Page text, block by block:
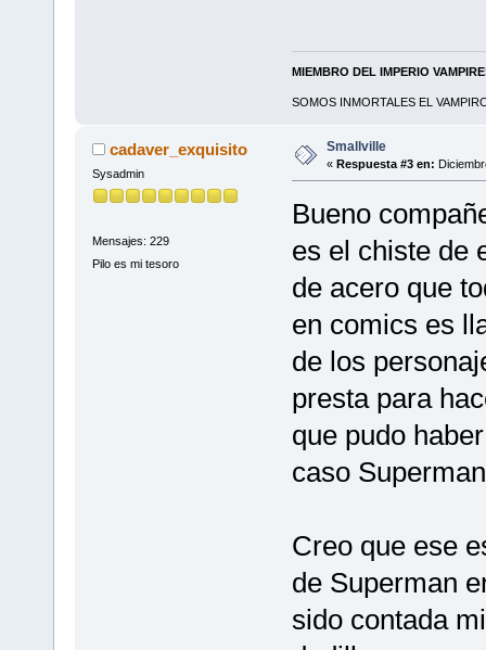
MIEMBRO DEL IMPERIO
SOMOS INMORTALES EL
cadaver_exquisito
Sysadmin
Mensajes: 229
Pilo es mi tesoro
Smallville
« Respuesta #3 en:
Bueno
es el chiste de
de acero que
en comics es
de los
presta para
que pudo
caso
Creo que ese
de Superman
sido contada